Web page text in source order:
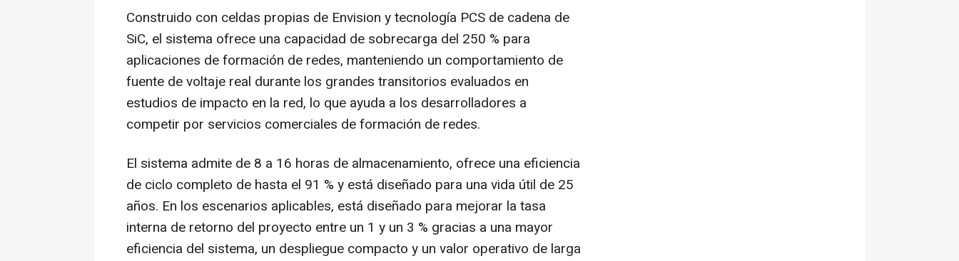
Construido con celdas propias de Envision y tecnología PCS de cadena de
SiC, el sistema ofrece una capacidad de sobrecarga del 250 % para
aplicaciones de formación de redes, manteniendo un comportamiento de
fuente de voltaje real durante los grandes transitorios evaluados en
estudios de impacto en la red, lo que ayuda a los desarrolladores a
competir por servicios comerciales de formación de redes.
El sistema admite de 8 a 16 horas de almacenamiento, ofrece una eficiencia
de ciclo completo de hasta el 91 % y está diseñado para una vida útil de 25
años. En los escenarios aplicables, está diseñado para mejorar la tasa
interna de retorno del proyecto entre un 1 y un 3 % gracias a una mayor
eficiencia del sistema, un despliegue compacto y un valor operativo de larga